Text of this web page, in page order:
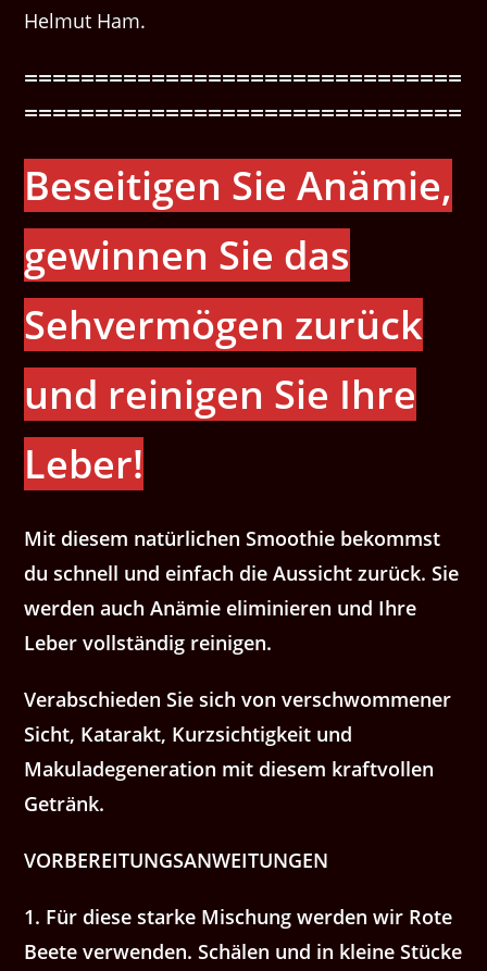
Helmut Ham.
===============================
===============================
Beseitigen Sie Anämie,
gewinnen Sie das
Sehvermögen zurück
und reinigen Sie Ihre
Leber!
Mit diesem natürlichen Smoothie bekommst
du schnell und einfach die Aussicht zurück. Sie
werden auch Anämie eliminieren und Ihre
Leber vollständig reinigen.
Verabschieden Sie sich von verschwommener
Sicht, Katarakt, Kurzsichtigkeit und
Makuladegeneration mit diesem kraftvollen
Getränk.
VORBEREITUNGSANWEITUNGEN
1. Für diese starke Mischung werden wir Rote
Beete verwenden. Schälen und in kleine Stücke